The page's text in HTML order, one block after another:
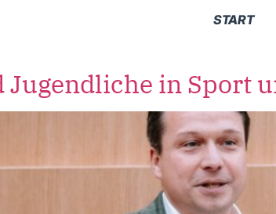
START
in Sport